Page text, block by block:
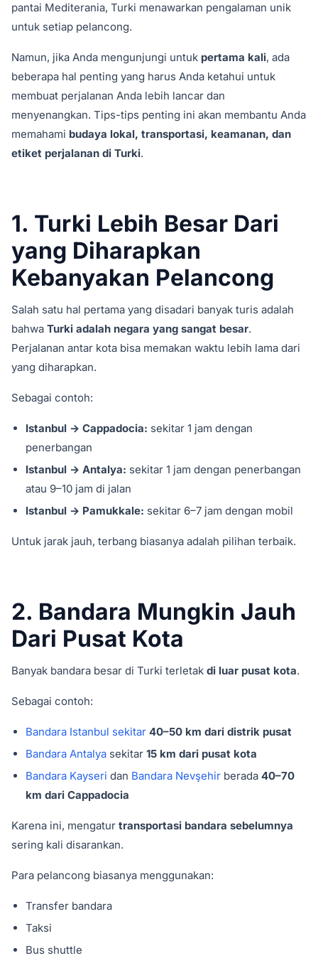
pantai Mediterania, Turki menawarkan pengalaman unik
untuk setiap pelancong.
Namun, jika Anda mengunjungi untuk pertama kali, ada
beberapa hal penting yang harus Anda ketahui untuk
membuat perjalanan Anda lebih lancar dan
menyenangkan. Tips-tips penting ini akan membantu Anda
memahami budaya lokal, transportasi, keamanan, dan
etiket perjalanan di Turki.
1. Turki Lebih Besar Dari
yang Diharapkan
Kebanyakan Pelancong
Salah satu hal pertama yang disadari banyak turis adalah
bahwa Turki adalah negara yang sangat besar.
Perjalanan antar kota bisa memakan waktu lebih lama dari
yang diharapkan.
Sebagai contoh:
Istanbul → Cappadocia: sekitar 1 jam dengan
penerbangan
Istanbul → Antalya: sekitar 1 jam dengan penerbangan
atau 9–10 jam di jalan
Istanbul → Pamukkale: sekitar 6–7 jam dengan mobil
Untuk jarak jauh, terbang biasanya adalah pilihan terbaik.
2. Bandara Mungkin Jauh
Dari Pusat Kota
Banyak bandara besar di Turki terletak di luar pusat kota.
Sebagai contoh:
Bandara Istanbul sekitar 40–50 km dari distrik pusat
Bandara Antalya sekitar 15 km dari pusat kota
Bandara Kayseri dan Bandara Nevşehir berada 40–70
km dari Cappadocia
Karena ini, mengatur transportasi bandara sebelumnya
sering kali disarankan.
Para pelancong biasanya menggunakan:
Transfer bandara
Taksi
Bus shuttle